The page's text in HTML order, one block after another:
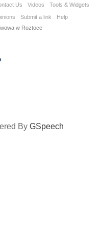
Us Videos
Tools & Widgets
Submit a link
Help
w Roztoce
By GSpeech